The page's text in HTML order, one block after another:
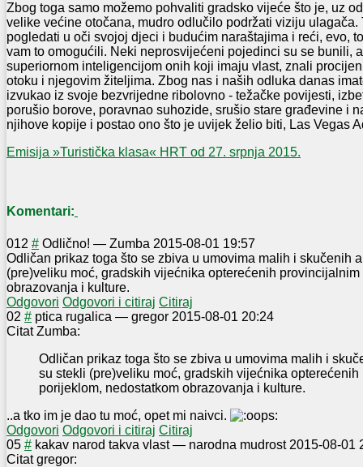
Zbog toga samo možemo pohvaliti gradsko vijeće što je, uz
velike većine otočana, mudro odlučilo podržati viziju ulagača.
pogledati u oči svojoj djeci i budućim naraštajima i reći, evo,
vam to omogućili. Neki neprosvijećeni pojedinci su se bunili,
superiornom inteligencijom onih koji imaju vlast, znali
otoku i njegovim žiteljima. Zbog nas i naših odluka danas
izvukao iz svoje bezvrijedne ribolovno - težačke povijesti,
porušio borove, poravnao suhozide, srušio stare građevine i
njihove kopije i postao ono što je uvijek želio biti, Las Vegas
Emisija »Turistička klasa« HRT od 27. srpnja 2015.
Komentari:
012 # Odlično! — Zumba 2015-08-01 19:57
Odličan prikaz toga što se zbiva u umovima malih i skučenih
(pre)veliku moć, gradskih vijećnika opterećenih
obrazovanja i kulture.
Odgovori Odgovori i citiraj Citiraj
02 # ptica rugalica — gregor 2015-08-01 20:24
Citat Zumba:
Odličan prikaz toga što se zbiva u umovima malih i
su stekli (pre)veliku moć, gradskih vijećnika
porijeklom, nedostatkom obrazovanja i kulture.
..a tko im je dao tu moć, opet mi naivci.
Odgovori Odgovori i citiraj Citiraj
05 # kakav narod takva vlast— narodna mudrost 2015-08-01
Citat gregor: